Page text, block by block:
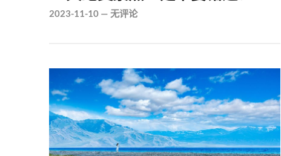
2023-11-10— 无评论